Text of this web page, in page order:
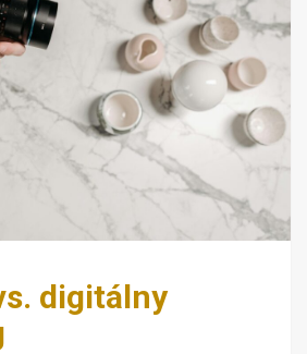
digitálny